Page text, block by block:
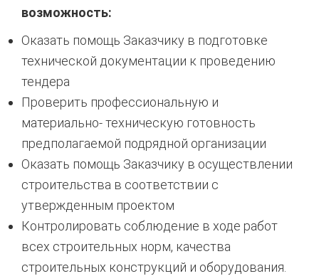
возможность:
Оказать помощь Заказчику в подготовке
технической документации к проведению
тендера
Проверить профессиональную и
материально- техническую готовность
предполагаемой подрядной организации
Оказать помощь Заказчику в осуществлении
строительства в соответствии с
утвержденным проектом
Контролировать соблюдение в ходе работ
всех строительных норм, качества
строительных конструкций и оборудования.